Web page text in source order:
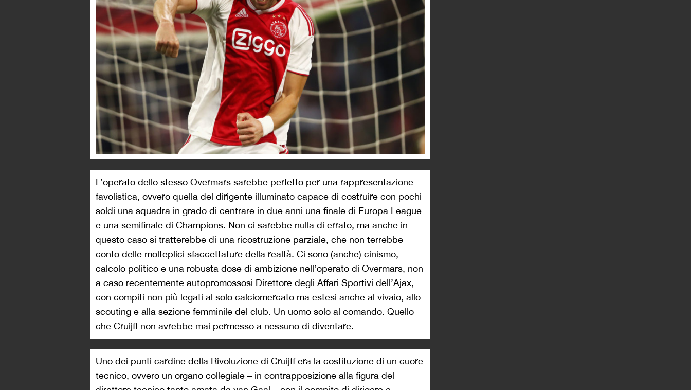
L’operato dello stesso Overmars sarebbe perfetto per una rappresentazione
favolistica, ovvero quella del dirigente illuminato capace di costruire con pochi
soldi una squadra in grado di centrare in due anni una finale di Europa League
e una semifinale di Champions. Non ci sarebbe nulla di errato, ma anche in
questo caso si tratterebbe di una ricostruzione parziale, che non terrebbe
conto delle molteplici sfaccettature della realtà. Ci sono (anche) cinismo,
calcolo politico e una robusta dose di ambizione nell’operato di Overmars, non
a caso recentemente autopromossosi Direttore degli Affari Sportivi dell’Ajax,
con compiti non più legati al solo calciomercato ma estesi anche al vivaio, allo
scouting e alla sezione femminile del club. Un uomo solo al comando. Quello
che Cruijff non avrebbe mai permesso a nessuno di diventare.
Uno dei punti cardine della Rivoluzione di Cruijff era la costituzione di un cuore
tecnico, ovvero un organo collegiale – in contrapposizione alla figura del